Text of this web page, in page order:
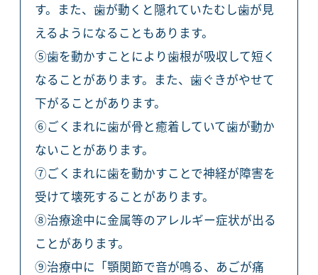
す。また、歯が動くと隠れていたむし歯が見
えるようになることもあります。
⑤歯を動かすことにより歯根が吸収して短く
なることがあります。また、歯ぐきがやせて
下がることがあります。
⑥ごくまれに歯が骨と癒着していて歯が動か
ないことがあります。
⑦ごくまれに歯を動かすことで神経が障害を
受けて壊死することがあります。
⑧治療途中に金属等のアレルギー症状が出る
ことがあります。
⑨治療中に「顎関節で音が鳴る、あごが痛